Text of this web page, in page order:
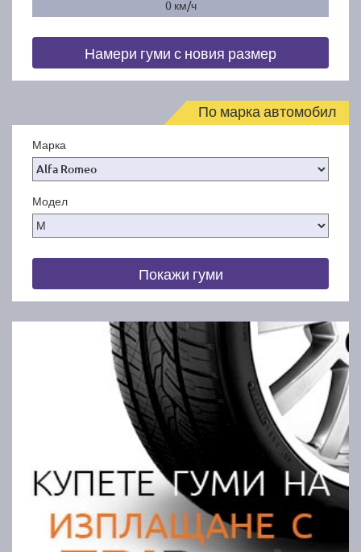
0 км/ч
Намери гуми с новия размер
По марка автомобил
Марка
Модел
Покажи гуми